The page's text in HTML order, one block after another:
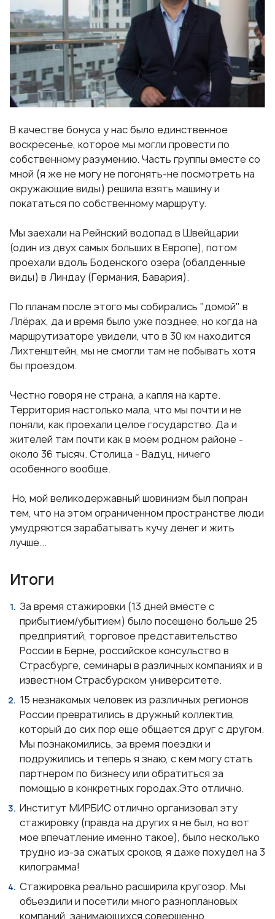
В качестве бонуса у нас было единственное
воскресенье, которое мы могли провести по
собственному разумению. Часть группы вместе со
мной (я же не могу не погонять-не посмотреть на
окружающие виды) решила взять машину и
покататься по собственному маршруту.
Мы заехали на Рейнский водопад в Швейцарии
(один из двух самых больших в Европе), потом
проехали вдоль Боденского озера (обалденные
виды) в Линдау (Германия, Бавария).
По планам после этого мы собирались "домой" в
Ллёрах, да и время было уже позднее, но когда на
маршрутизаторе увидели, что в 30 км находится
Лихтенштейн, мы не смогли там не побывать хотя
бы проездом.
Честно говоря не страна, а капля на карте.
Территория настолько мала, что мы почти и не
поняли, как проехали целое государство. Да и
жителей там почти как в моем родном районе -
около 36 тысяч. Столица - Вадуц, ничего
особенного вообще.
Но, мой великодержавный шовинизм был попран
тем, что на этом ограниченном пространстве люди
умудряются зарабатывать кучу денег и жить
лучше...
Итоги
За время стажировки (13 дней вместе с
прибытием/убытием) было посещено больше 25
предприятий, торговое представительство
России в Берне, российское консульство в
Страсбурге, семинары в различных компаниях и в
известном Страсбурском университете.
15 незнакомых человек из различных регионов
России превратились в дружный коллектив,
который до сих пор еще общается друг с другом.
Мы познакомились, за время поездки и
подружились и теперь я знаю, с кем могу стать
партнером по бизнесу или обратиться за
помощью в конкретных городах.Это отлично.
Институт МИРБИС отлично организовал эту
стажировку (правда на других я не был, но вот
мое впечатление именно такое), было несколько
трудно из-за сжатых сроков, я даже похудел на 3
килограмма!
Стажировка реально расширила кругозор. Мы
объездили и посетили много разноплановых
компаний, занимающихся совершенно